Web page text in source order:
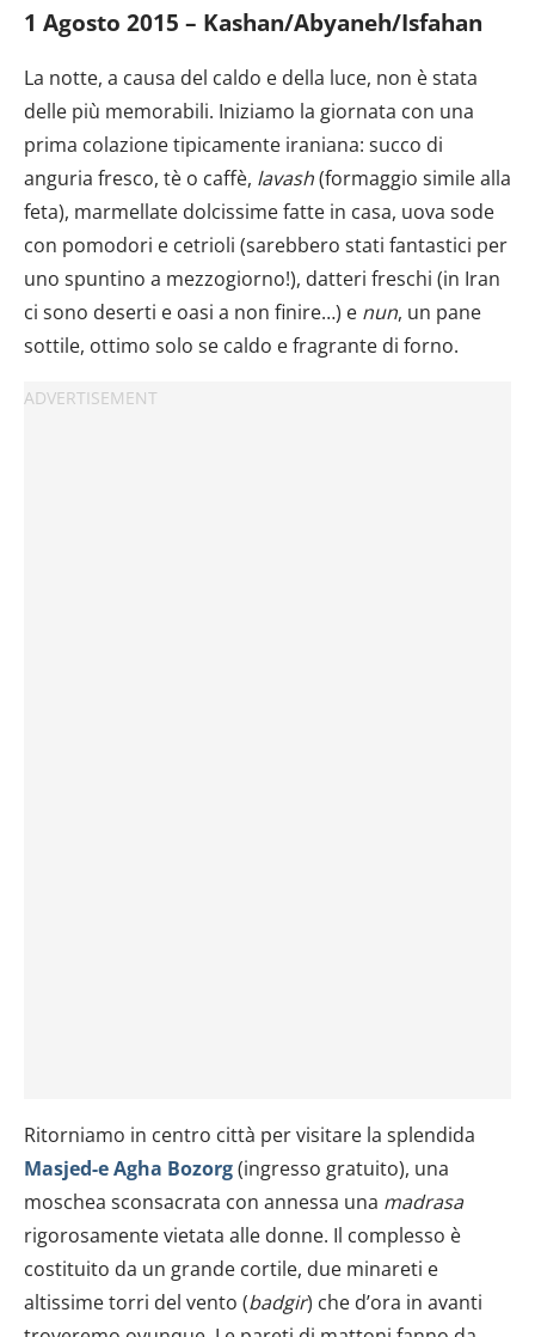
1 Agosto 2015 – Kashan/Abyaneh/Isfahan
La notte, a causa del caldo e della luce, non è stata
delle più memorabili. Iniziamo la giornata con una
prima colazione tipicamente iraniana: succo di
anguria fresco, tè o caffè, lavash(formaggio simile alla
feta), marmellate dolcissime fatte in casa, uova sode
con pomodori e cetrioli (sarebbero stati fantastici per
uno spuntino a mezzogiorno!), datteri freschi (in Iran
ci sono deserti e oasi a non finire…) e nun, un pane
sottile, ottimo solo se caldo e fragrante di forno.
Ritorniamo in centro città per visitare la splendida
Masjed-e Agha Bozorg(ingresso gratuito), una
moschea sconsacrata con annessa una madrasa
rigorosamente vietata alle donne. Il complesso è
costituito da un grande cortile, due minareti e
altissime torri del vento (badgir) che d’ora in avanti